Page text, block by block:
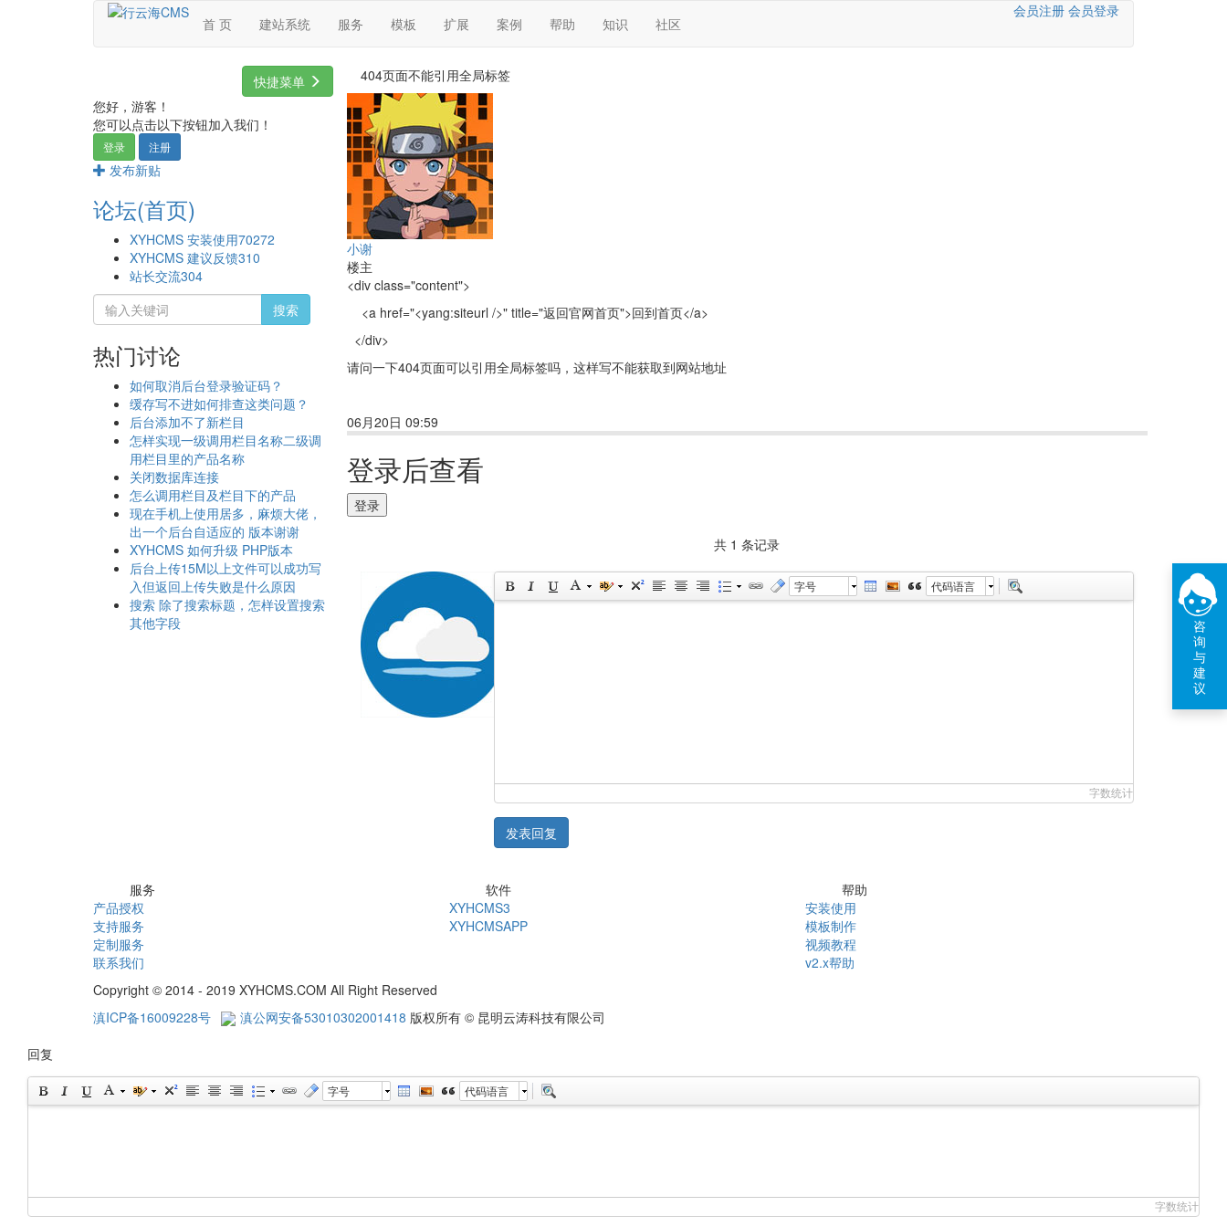
首 页 建站系统 服务 模板 扩展 案例 帮助 知识 社区
会员注册 会员登录
快捷菜单
您好，游客！
您可以点击以下按钮加入我们！
登录 注册
发布新贴
论坛(首页)
XYHCMS 安装使用70272
XYHCMS 建议反馈310
站长交流304
搜索
热门讨论
如何取消后台登录验证码？
缓存写不进如何排查这类问题？
后台添加不了新栏目
怎样实现一级调用栏目名称二级调
用栏目里的产品名称
关闭数据库连接
怎么调用栏目及栏目下的产品
现在手机上使用居多，麻烦大佬，
出一个后台自适应的 版本谢谢
XYHCMS 如何升级 PHP版本
后台上传15M以上文件可以成功写
入但返回上传失败是什么原因
搜索 除了搜索标题，怎样设置搜索
其他字段
404页面不能引用全局标签
小谢
楼主
<div class="content">
<a href="<yang:siteurl />" title="返回官网首页">回到首页</a>
</div>
请问一下404页面可以引用全局标签吗，这样写不能获取到网站地址
06月20日 09:59
登录后查看
登录
共 1 条记录
字号 代码语言
字数统计
发表回复
服务
产品授权
支持服务
定制服务
联系我们
软件
XYHCMS3
XYHCMSAPP
帮助
安装使用
模板制作
视频教程
v2.x帮助
Copyright © 2014 - 2019 XYHCMS.COM All Right Reserved
滇ICP备16009228号
滇公网安备53010302001418 版权所有 © 昆明云涛科技有限公司
回复
字号 代码语言
字数统计
咨
询
与
建
议